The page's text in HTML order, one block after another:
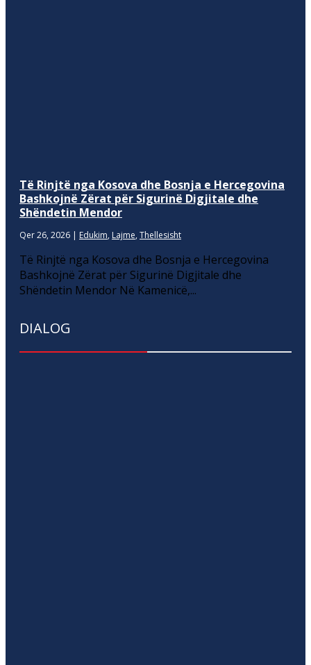
Të Rinjtë nga Kosova dhe Bosnja e Hercegovina
Bashkojnë Zërat për Sigurinë Digjitale dhe
Shëndetin Mendor
Qer 26, 2026 | Edukim, Lajme, Thellesisht
Të Rinjtë nga Kosova dhe Bosnja e Hercegovina
Bashkojnë Zërat për Sigurinë Digjitale dhe
Shëndetin Mendor Në Kamenicë,...
DIALOG